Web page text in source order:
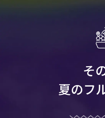
そ
夏のフ